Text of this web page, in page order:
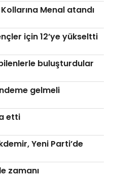
Menal atandı
için 12’ye yükseltti
buluşturdular
gelmeli
etti
Yeni Parti’de
zamanı